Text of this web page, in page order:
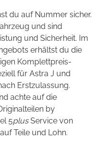
du auf Nummer sicher.
und sind
und Sicherheit. Im
erhältst du die
Komplettpreis-
für Astra J und
Erstzulassung.
achte auf die
by
5plusService von
Teile und Lohn.